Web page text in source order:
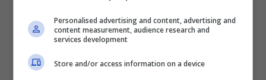
volontà e pazienza, dunque nulla di troppo
pretenzioso come potete vedere.
Personalised advertising and content, advertising and
content measurement, audience research and
services development
Store and/or access information on a device